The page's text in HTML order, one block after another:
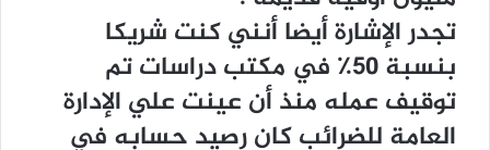
ﺗﺠﺪﺭ ﺍﻹﺷﺎﺭﺓ ﺃﻳﻀﺎ ﺃﻧﻨﻲ ﻛﻨﺖ ﺷﺮﻳﻜﺎ
ﺑﻨﺴﺒﺔ ٥٠٪؜ ﻓﻲ ﻣﻜﺘﺐ ﺩﺭﺍﺳﺎﺕ ﺗﻢ
ﺗﻮﻗﻴﻒ ﻋﻤﻠﻪ ﻣﻨﺬ ﺃﻥ ﻋﻴﻨﺖ ﻋﻠﻲ ﺍﻹﺩﺍﺭﺓ
ﺍﻟﻌﺎﻣﺔ ﻟﻠﻀﺮﺍﺋﺐ ﻛﺎﻥ ﺭﺻﻴﺪ ﺣﺴﺎﺑﻪ ﻓﻲ